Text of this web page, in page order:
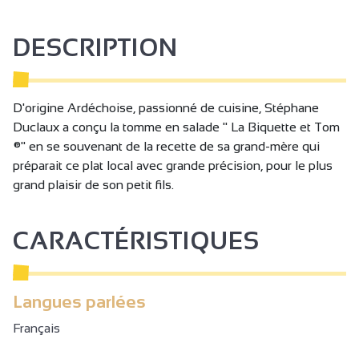
DESCRIPTION
D'origine Ardéchoise, passionné de cuisine, Stéphane
Duclaux a conçu la tomme en salade " La Biquette et Tom
®" en se souvenant de la recette de sa grand-mère qui
préparait ce plat local avec grande précision, pour le plus
grand plaisir de son petit fils.
CARACTÉRISTIQUES
Langues parlées
Français